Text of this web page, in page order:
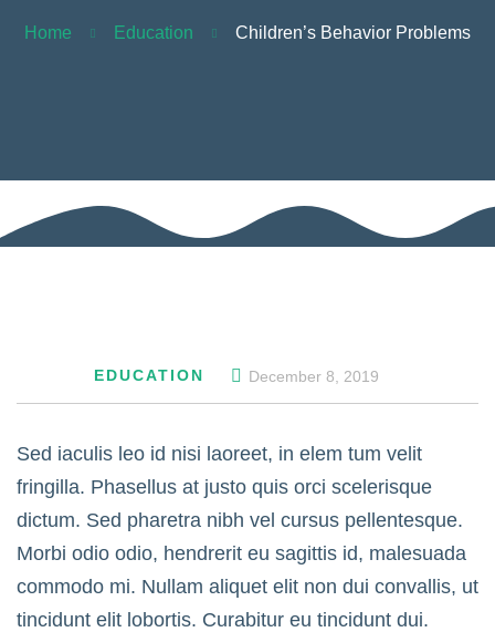
Home Education Children’s Behavior Problems
EDUCATION December 8, 2019
Sed iaculis leo id nisi laoreet, in elem tum velit
fringilla. Phasellus at justo quis orci scelerisque
dictum. Sed pharetra nibh vel cursus pellentesque.
Morbi odio odio, hendrerit eu sagittis id, malesuada
commodo mi. Nullam aliquet elit non dui convallis, ut
tincidunt elit lobortis. Curabitur eu tincidunt dui.